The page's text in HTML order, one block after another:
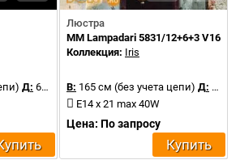
Д: 69 см
Люстра
MM Lampadari 5831/12+6+3 V1691
Коллекция: Iris
В: 165 см (без учета цепи) Д:
E14 x 21 max 40W
Цена: По запросу
Купить